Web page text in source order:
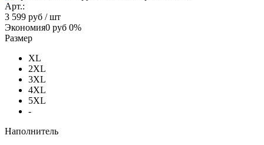
Арт.:
3 599 руб / шт
Экономия0 руб 0%
Размер
XL
2XL
3XL
4XL
5XL
-
Наполнитель